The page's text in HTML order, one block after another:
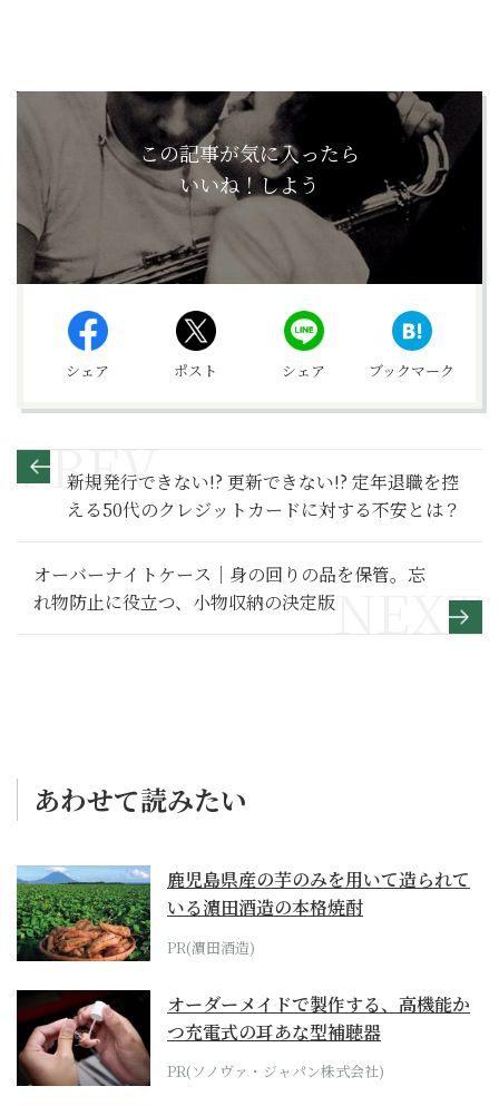
この記事が気に入ったら
いいね！しよう
シェア ポスト シェア ブックマーク
新規発行できない!? 更新できない!? 定年退職を控
える50代のクレジットカードに対する不安とは？
オーバーナイトケース｜身の回りの品を保管。忘
れ物防止に役立つ、小物収納の決定版
あわせて読みたい
鹿児島県産の芋のみを用いて造られて
いる濵田酒造の本格焼酎
PR(濵田酒造)
オーダーメイドで製作する、高機能か
つ充電式の耳あな型補聴器
PR(ソノヴァ・ジャパン株式会社)